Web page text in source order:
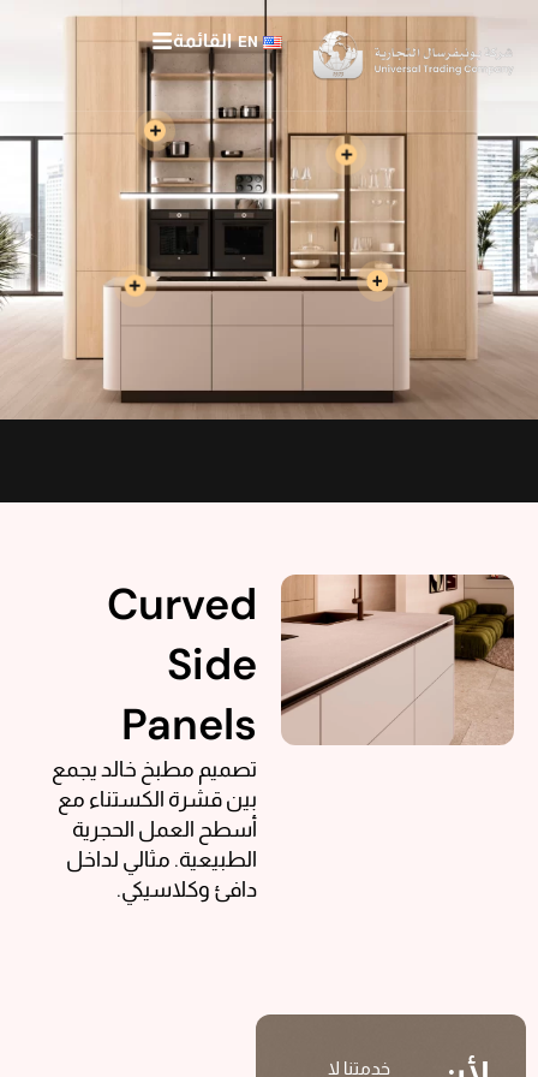
القائمة
Curved
Side
Panels
تصميم مطبخ خالد يجمع
بين قشرة الكستناء مع
أسطح العمل الحجرية
الطبيعية. مثالي لداخل
دافئ وكلاسيكي.
خدمتنا لا